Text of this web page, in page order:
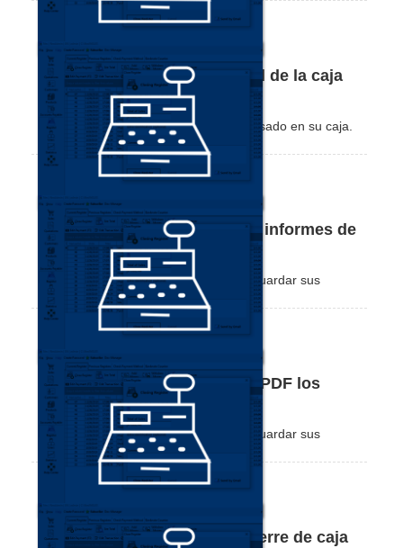
Cómo cambiar el saldo inicial de la caja
actual
Aprenda a cambiar el valor inicial ingresado en su caja.
Cómo imprimir o guardar los informes de
caja en PDF
Vea lo conveniente que es imprimir o guardar sus
informes Nex en PDF.
Cómo imprimir o guardar en PDF los
informes de caja
Vea lo conveniente que es imprimir o guardar sus
informes Nex en PDF.
Cómo cambiar el modo de cierre de caja